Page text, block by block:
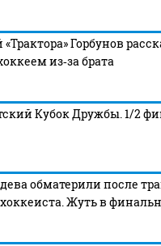
Горбунов
из‑за брата
Кубок Дружбы. 1/2
обматерили после
Жуть в